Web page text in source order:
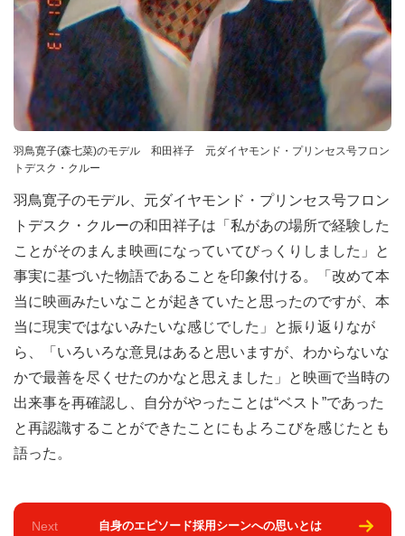
羽鳥寛子(森七菜)のモデル 和田祥子 元ダイヤモンド・プリンセス号フロン
トデスク・クルー
羽鳥寛子のモデル、元ダイヤモンド・プリンセス号フロン
トデスク・クルーの和田祥子は「私があの場所で経験した
ことがそのまんま映画になっていてびっくりしました」と
事実に基づいた物語であることを印象付ける。「改めて本
当に映画みたいなことが起きていたと思ったのですが、本
当に現実ではないみたいな感じでした」と振り返りなが
ら、「いろいろな意見はあると思いますが、わからないな
かで最善を尽くせたのかなと思えました」と映画で当時の
出来事を再確認し、自分がやったことは“ベスト”であった
と再認識することができたことにもよろこびを感じたとも
語った。
Next 自身のエピソード採用シーンへの思いとは